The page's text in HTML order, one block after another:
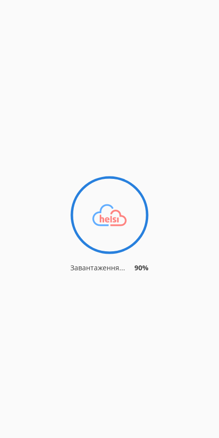
Завантаження... 90%